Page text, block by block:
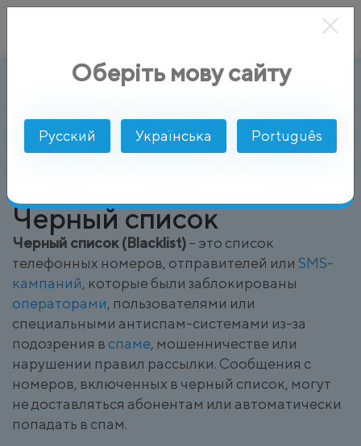
Глоссарий Черный список (Blacklist)
Черный список
Черный список (Blacklist)– это список
телефонных номеров, отправителей или SMS-
кампаний, которые были заблокированы
операторами, пользователями или
специальными антиспам-системами из-за
подозрения в спаме, мошенничестве или
нарушении правил рассылки. Сообщения с
номеров, включенных в черный список, могут
не доставляться абонентам или автоматически
попадать в спам.
Оберіть мову сайту
Русский Українська Português